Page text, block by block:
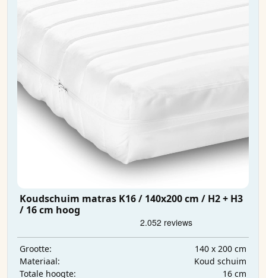
Koudschuim matras K16 / 140x200 cm / H2 + H3
/ 16 cm hoog
Grootte:
140 x 200 cm
Materiaal:
Koud schuim
Totale hoogte:
16 cm